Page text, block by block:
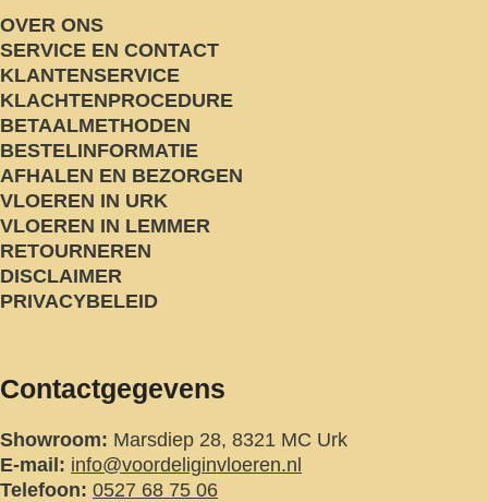
OVER ONS
SERVICE EN CONTACT
KLANTENSERVICE
KLACHTENPROCEDURE
BETAALMETHODEN
BESTELINFORMATIE
AFHALEN EN BEZORGEN
VLOEREN IN URK
VLOEREN IN LEMMER
RETOURNEREN
DISCLAIMER
PRIVACYBELEID
Contactgegevens
Showroom: Marsdiep 28, 8321 MC Urk
E-mail: info@voordeliginvloeren.nl
Telefoon: 0527 68 75 06